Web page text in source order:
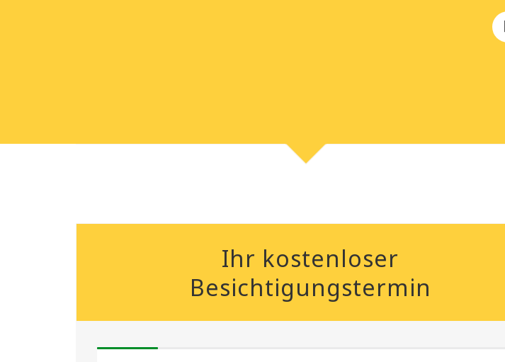
Ihr kostenloser
Besichtigungstermin